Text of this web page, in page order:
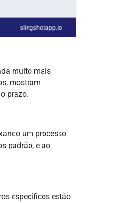
muito mais
mostram
prazo.
um processo
padrão, e ao
específicos estão